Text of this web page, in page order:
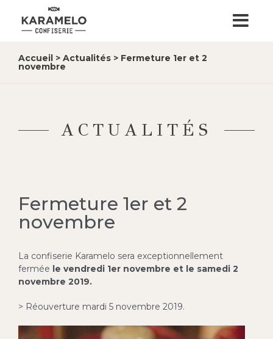
Accueil > Actualités > Fermeture 1er et 2
novembre
ACTUALITÉS
Fermeture 1er et 2
novembre
La confiserie Karamelo sera exceptionnellement
fermée le vendredi 1er novembre et le samedi 2
novembre 2019.
> Réouverture mardi 5 novembre 2019.